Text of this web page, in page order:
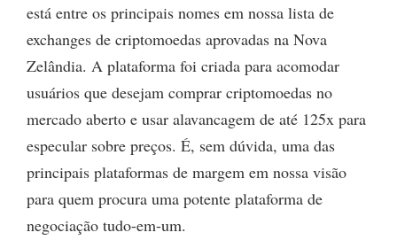
está entre os principais nomes em nossa lista de
exchanges de criptomoedas aprovadas na Nova
Zelândia. A plataforma foi criada para acomodar
usuários que desejam comprar criptomoedas no
mercado aberto e usar alavancagem de até 125x para
especular sobre preços. É, sem dúvida, uma das
principais plataformas de margem em nossa visão
para quem procura uma potente plataforma de
negociação tudo-em-um.